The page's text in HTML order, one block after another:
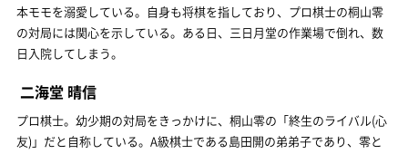
本モモを溺愛している。自身も将棋を指しており、プロ棋士の桐山零
の対局には関心を示している。ある日、三日月堂の作業場で倒れ、数
日入院してしまう。
二海堂 晴信
プロ棋士。幼少期の対局をきっかけに、桐山零の「終生のライバル(心
友)」だと自称している。A級棋士である島田開の弟弟子であり、零と